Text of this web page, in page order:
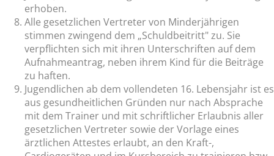
erhoben.
Alle gesetzlichen Vertreter von Minderjährigen
stimmen zwingend dem „Schuldbeitritt" zu. Sie
verpflichten sich mit ihren Unterschriften auf dem
Aufnahmeantrag, neben ihrem Kind für die Beiträge
zu haften.
Jugendlichen ab dem vollendeten 16. Lebensjahr ist es
aus gesundheitlichen Gründen nur nach Absprache
mit dem Trainer und mit schriftlicher Erlaubnis aller
gesetzlichen Vertreter sowie der Vorlage eines
ärztlichen Attestes erlaubt, an den Kraft-,